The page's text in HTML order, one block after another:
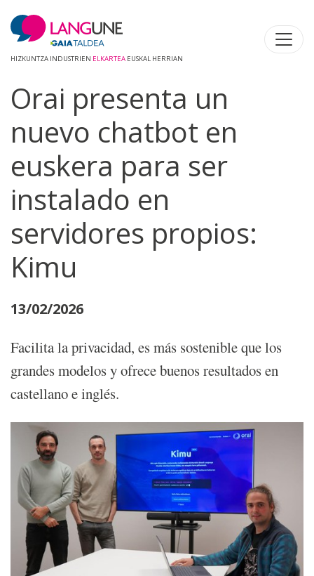
HIZKUNTZA INDUSTRIEN ELKARTEA EUSKAL HERRIAN
Orai presenta un
nuevo chatbot en
euskera para ser
instalado en
servidores propios:
Kimu
13/02/2026
Facilita la privacidad, es más sostenible que los
grandes modelos y ofrece buenos resultados en
castellano e inglés.